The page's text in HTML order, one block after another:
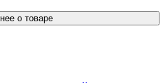
о товаре